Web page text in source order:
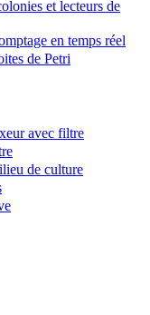
et lecteurs de
en temps réel
de Petri
avec filtre
de culture